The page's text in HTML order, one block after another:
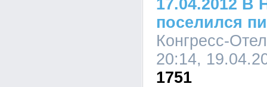
17.04.2012 В
поселился
Конгресс-
20:14,
1751